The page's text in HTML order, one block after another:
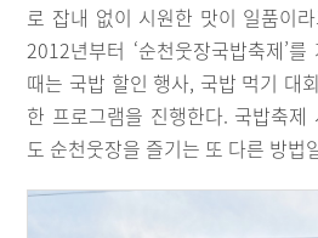
로 잡내 없이 시원한 맛이 일품이
2012년부터 ‘순천웃장국밥축제’
때는 국밥 할인 행사, 국밥 먹기 대
한 프로그램을 진행한다. 국밥축
도 순천웃장을 즐기는 또 다른 방법